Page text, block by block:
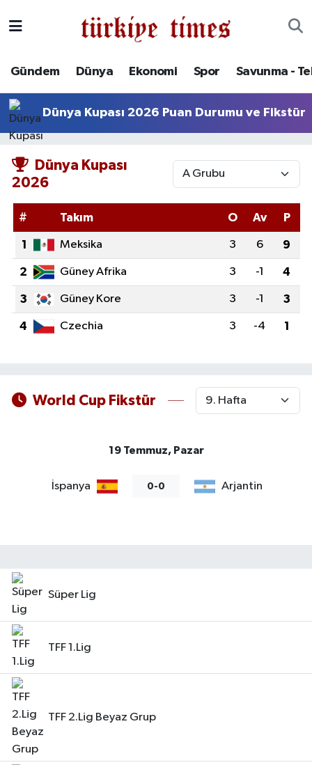
Gündem Dünya Ekonomi Spor Savunma -
Dünya Kupası 2026 Puan Durumu ve Fikstür
Dünya Kupası
2026
# Takım O Av P
1 Meksika 3 6 9
2 Güney Afrika 3 -1 4
3 Güney Kore 3 -1 3
4 Czechia 3 -4 1
World Cup Fikstür
19 Temmuz, Pazar
İspanya 0-0 Arjantin
Süper Lig
TFF 1.Lig
TFF 2.Lig Beyaz Grup
Ekonomi
Spor
Kültür - Sanat
Yaşam
Süper Lig Puan Durumu ve Fikstür
Tüm Manşetler
Haber Arşivi